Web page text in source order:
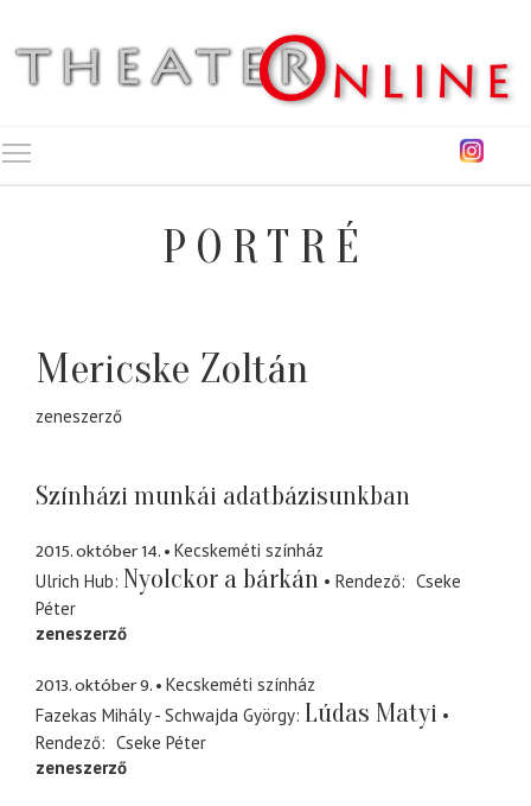
PORTRÉ
Mericske Zoltán
zeneszerző
Színházi munkái adatbázisunkban
2015. október 14.
Kecskeméti színház
Ulrich Hub Nyolckor a bárkán Rendező
Cseke
Péter
zeneszerző
2013. október 9.
Kecskeméti színház
Fazekas Mihály - Schwajda György Lúdas Matyi
Rendező
Cseke Péter
zeneszerző